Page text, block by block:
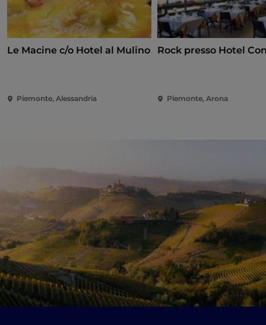
Le Macine c/o Hotel al Mulino
Piemonte, Alessandria
Rock presso Hotel
Piemonte, Arona